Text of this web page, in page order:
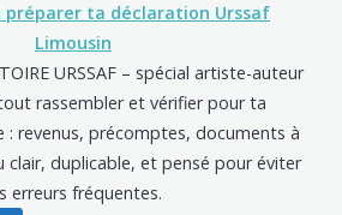
préparer ta déclaration Urssaf
Limousin
URSSAF – spécial artiste-auteur
rassembler et vérifier pour ta
: revenus, précomptes, documents à
clair, duplicable, et pensé pour éviter
erreurs fréquentes.